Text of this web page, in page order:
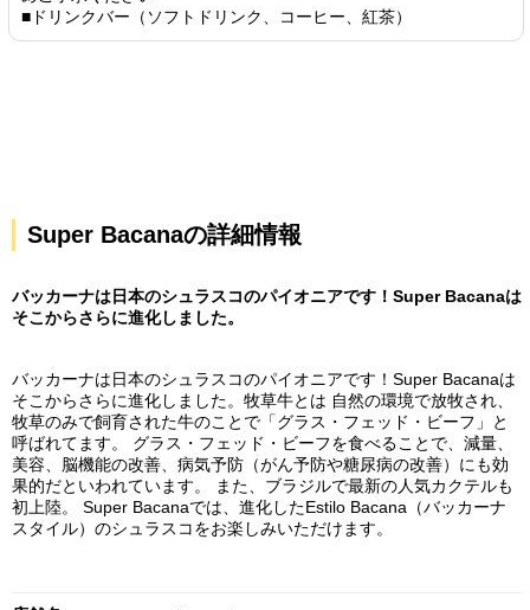
■ドリンクバー（ソフトドリンク、コーヒー、紅茶）
Super Bacanaの詳細情報
バッカーナは日本のシュラスコのパイオニアです！Super Bacanaは
そこからさらに進化しました。
バッカーナは日本のシュラスコのパイオニアです！Super Bacanaは
そこからさらに進化しました。牧草牛とは 自然の環境で放牧され、
牧草のみで飼育された牛のことで「グラス・フェッド・ビーフ」と
呼ばれてます。 グラス・フェッド・ビーフを食べることで、減量、
美容、脳機能の改善、病気予防（がん予防や糖尿病の改善）にも効
果的だといわれています。 また、ブラジルで最新の人気カクテルも
初上陸。 Super Bacanaでは、進化したEstilo Bacana（バッカーナ
スタイル）のシュラスコをお楽しみいただけます。